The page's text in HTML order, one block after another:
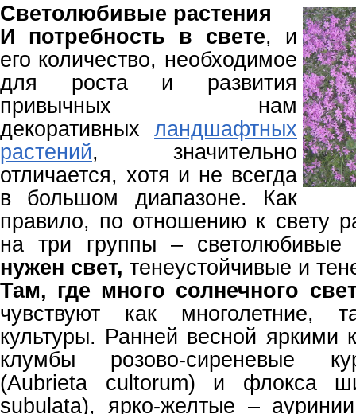
Светолюбивые растения
И потребность в свете, и
его количество, необходимое
для роста и развития
привычных нам
декоративных ландшафтных
растений, значительно
отличается, хотя и не всегда
в большом диапазоне. Как
правило, по отношению к свету
на три группы –
нужен свет, тенеустойчивые и
Там, где много солнечного
чувствуют как многолетние,
культуры. Ранней весной яркими
клумбы розово-сиреневые
(Aubrieta cultorum) и флокса
subulata), ярко-желтые –